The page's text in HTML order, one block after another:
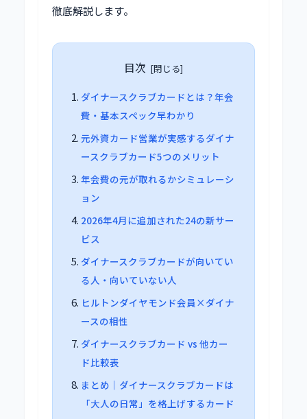
徹底解説します。
目次
ダイナースクラブカードとは？年会
費・基本スペック早わかり
元外資カード営業が実感するダイナ
ースクラブカード5つのメリット
年会費の元が取れるかシミュレーシ
ョン
2026年4月に追加された24の新サー
ビス
ダイナースクラブカードが向いてい
る人・向いていない人
ヒルトンダイヤモンド会員×ダイナ
ースの相性
ダイナースクラブカード vs 他カー
ド比較表
まとめ｜ダイナースクラブカードは
「大人の日常」を格上げするカード